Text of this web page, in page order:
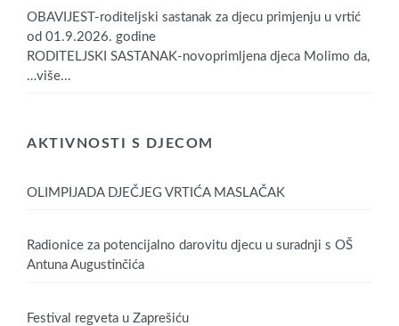
OBAVIJEST-roditeljski sastanak za djecu primjenju u vrtić
od 01.9.2026. godine
RODITELJSKI SASTANAK-novoprimljena djeca Molimo da,
…više...
AKTIVNOSTI S DJECOM
OLIMPIJADA DJEČJEG VRTIĆA MASLAČAK
Radionice za potencijalno darovitu djecu u suradnji s OŠ
Antuna Augustinčića
Festival regveta u Zaprešiću